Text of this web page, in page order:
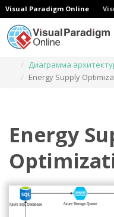
Visual Paradigm Online
Диаграмма
Energy Supply
Energy